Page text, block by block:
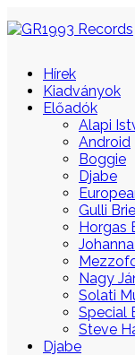
Hírek
Kiadványok
Előadók
Alapi
Android
Boggie
Djabe
Gulli
Horgas
Nagy
Solati
Special
Steve
Djabe